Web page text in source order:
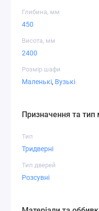
Глибина, мм
450
Висота, мм
2400
Розмір шафи
Маленькі, Вузькі
Призначення та тип
Тип
Тридверні
Тип дверей
Розсувні